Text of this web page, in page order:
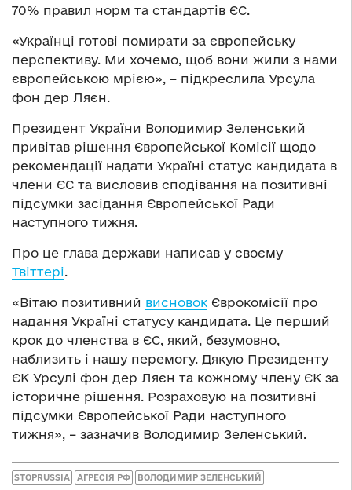
70% правил норм та стандартів ЄС.
«Українці готові помирати за європейську
перспективу. Ми хочемо, щоб вони жили з нами
європейською мрією», – підкреслила Урсула
фон дер Ляєн.
Президент України Володимир Зеленський
привітав рішення Європейської Комісії щодо
рекомендації надати Україні статус кандидата в
члени ЄС та висловив сподівання на позитивні
підсумки засідання Європейської Ради
наступного тижня.
Про це глава держави написав у своєму
Твіттері.
«Вітаю позитивний висновок Єврокомісії про
надання Україні статусу кандидата. Це перший
крок до членства в ЄС, який, безумовно,
наблизить і нашу перемогу. Дякую Президенту
ЄК Урсулі фон дер Ляєн та кожному члену ЄК за
історичне рішення. Розраховую на позитивні
підсумки Європейської Ради наступного
тижня», – зазначив Володимир Зеленський.
STOPRUSSIA АГРЕСІЯ РФ ВОЛОДИМИР ЗЕЛЕНСЬКИЙ